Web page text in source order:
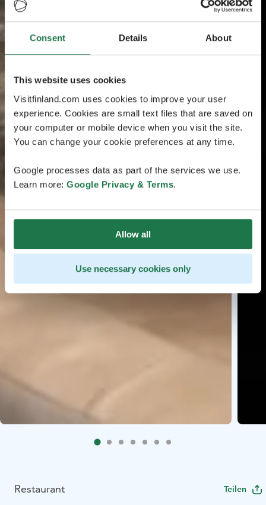
Consent Details About
This website uses cookies
Visitfinland.com uses cookies to improve your user
experience. Cookies are small text files that are saved on
your computer or mobile device when you visit the site.
You can change your cookie preferences at any time.
Google processes data as part of the services we use.
Learn more: Google Privacy & Terms.
Allow all
Use necessary cookies only
Restaurant Teilen